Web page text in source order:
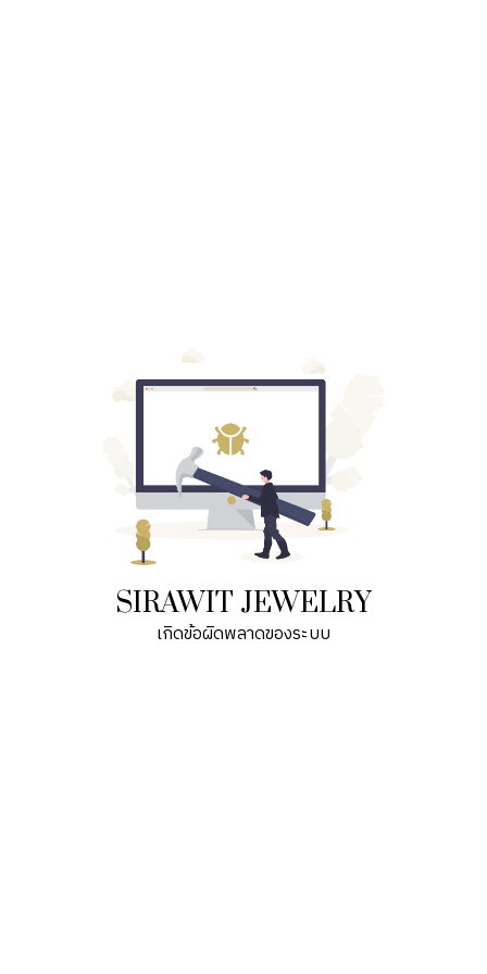
SIRAWIT JEWELRY
เกิดข้อผิดพลาดของระบบ